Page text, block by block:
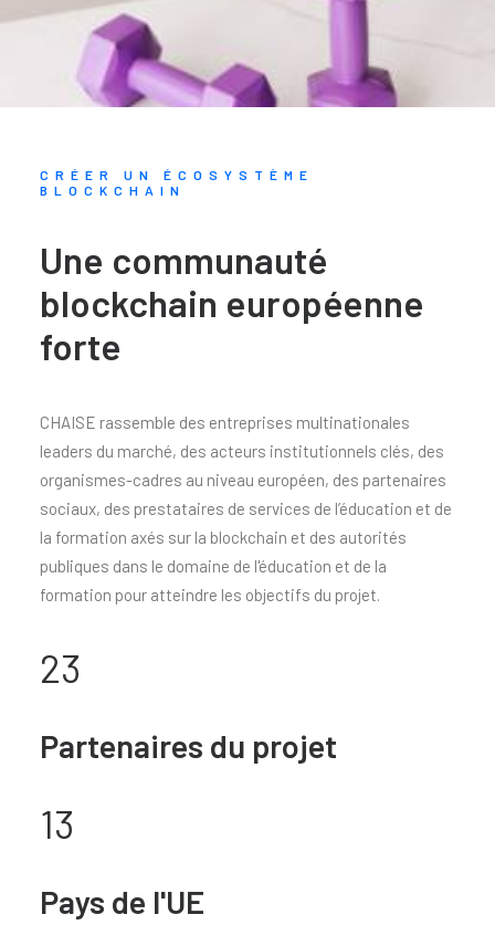
CRÉER UN ÉCOSYSTÈME
BLOCKCHAIN
Une communauté
blockchain européenne
forte
CHAISE rassemble des entreprises multinationales
leaders du marché, des acteurs institutionnels clés, des
organismes-cadres au niveau européen, des partenaires
sociaux, des prestataires de services de l’éducation et de
la formation axés sur la blockchain et des autorités
publiques dans le domaine de l'éducation et de la
formation pour atteindre les objectifs du projet.
23
Partenaires du projet
13
Pays de l'UE